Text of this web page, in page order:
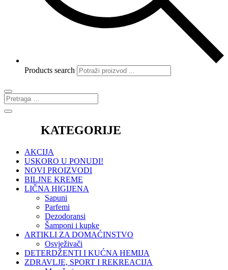
Products search
KATEGORIJE
AKCIJA
USKORO U PONUDI!
NOVI PROIZVODI
BILJNE KREME
LIČNA HIGIJENA
Sapuni
Parfemi
Dezodoransi
Šamponi i kupke
ARTIKLI ZA DOMAĆINSTVO
Osvježivači
DETERDŽENTI I KUĆNA HEMIJA
ZDRAVLJE, SPORT I REKREACIJA